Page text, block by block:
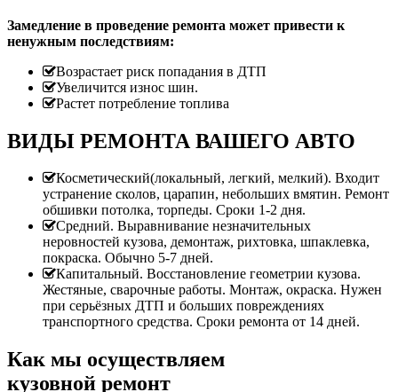
Замедление в проведение ремонта может привести к
ненужным последствиям:
Возрастает риск попадания в ДТП
Увеличится износ шин.
Растет потребление топлива
ВИДЫ РЕМОНТА ВАШЕГО АВТО
Косметический(локальный, легкий, мелкий). Входит
устранение сколов, царапин, небольших вмятин. Ремонт
обшивки потолка, торпеды. Сроки 1-2 дня.
Средний. Выравнивание незначительных
неровностей кузова, демонтаж, рихтовка, шпаклевка,
покраска. Обычно 5-7 дней.
Капитальный. Восстановление геометрии кузова.
Жестяные, сварочные работы. Монтаж, окраска. Нужен
при серьёзных ДТП и больших повреждениях
транспортного средства. Сроки ремонта от 14 дней.
Как мы осуществляем
кузовной ремонт